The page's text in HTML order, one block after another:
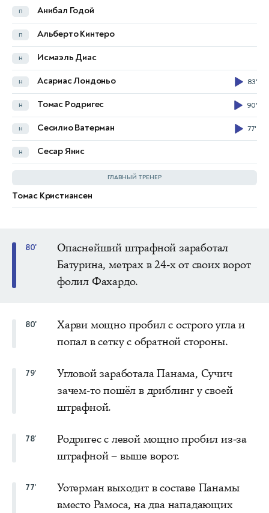
п Анибал Годой
п Альберто Кинтеро
н Исмаэль Диас
н Асариас Лондоньо 83'
н Томас Родригес 90'
н Сесилио Ватерман 77'
н Сесар Янис
ГЛАВНЫЙ ТРЕНЕР
Томас Кристиансен
п Марио Пашалич
п Лука Сучич
п Никола Влашич
н Анте Будимир
н Андрей Крамарич 45'
н Игор Матанович
Petar Sucic
Златко Далич
80'
Опаснейший штрафной заработал
Батурина, метрах в 24-х от своих ворот
фолил Фахардо.
80'
Харви мощно пробил с острого угла и
попал в сетку с обратной стороны.
79'
Угловой заработала Панама, Сучич
зачем-то пошёл в дриблинг у своей
штрафной.
78'
Родригес с левой мощно пробил из-за
штрафной – выше ворот.
77'
Уотерман выходит в составе Панамы
вместо Рамоса, на два нападающих